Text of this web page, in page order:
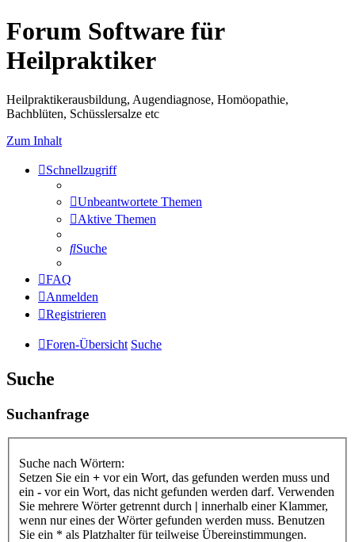
Forum Software für
Heilpraktiker
Heilpraktikerausbildung, Augendiagnose, Homöopathie,
Bachblüten, Schüsslersalze etc
Zum Inhalt
Schnellzugriff
Unbeantwortete Themen
Aktive Themen
Suche
FAQ
Anmelden
Registrieren
Foren-Übersicht Suche
Suche
Suchanfrage
Suche nach Wörtern:
Setzen Sie ein + vor ein Wort, das gefunden werden muss und
ein - vor ein Wort, das nicht gefunden werden darf. Verwenden
Sie mehrere Wörter getrennt durch | innerhalb einer Klammer,
wenn nur eines der Wörter gefunden werden muss. Benutzen
Sie ein * als Platzhalter für teilweise Übereinstimmungen.